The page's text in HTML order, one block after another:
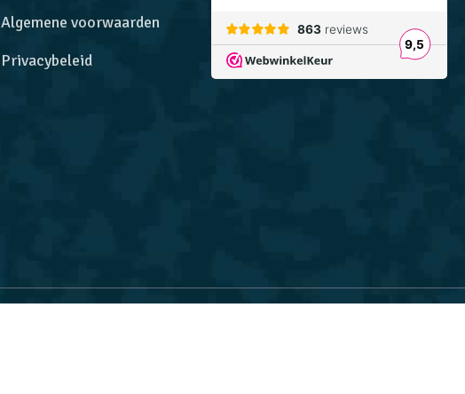
Algemene voorwaarden
Privacybeleid